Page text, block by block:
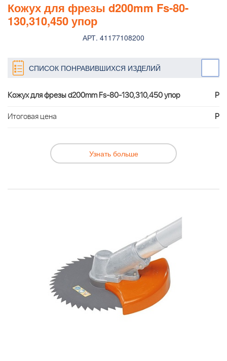
Кожух для фрезы d200mm Fs-80-
130,310,450 упор
АРТ. 41177108200
СПИСОК ПОНРАВИВШИХСЯ ИЗДЕЛИЙ
Кожух для фрезы d200mm Fs-80-130,310,450 упор
Р
Итоговая цена
Р
Узнать больше